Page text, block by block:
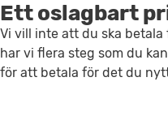
Ett oslagbart
Vi vill inte att du ska
har vi flera steg som du
för att betala för det du